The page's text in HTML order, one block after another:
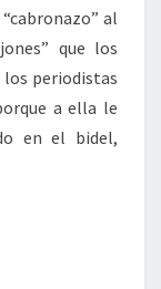
al
que los
los periodistas
a ella le
en el bidel,